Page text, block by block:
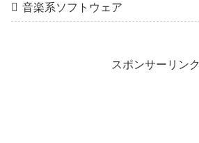
音楽系ソフトウェア
スポンサーリンク